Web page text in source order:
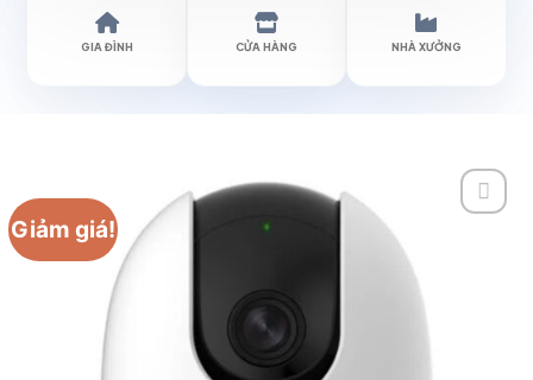
GIA ĐÌNH CỬA HÀNG NHÀ XƯỞNG
Giảm giá!